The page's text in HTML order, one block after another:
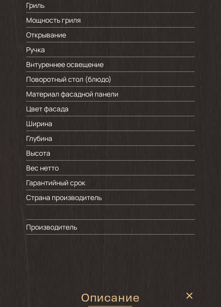
Гриль
Мощность гриля
Открывание
Ручка
Внтуреннее освещение
Поворотный стол (блюдо)
Материал фасадной панели
Цвет фасада
Ширина
Глубина
Высота
Вес нетто
Гарантийный срок
Страна производитель
Производитель
Описание